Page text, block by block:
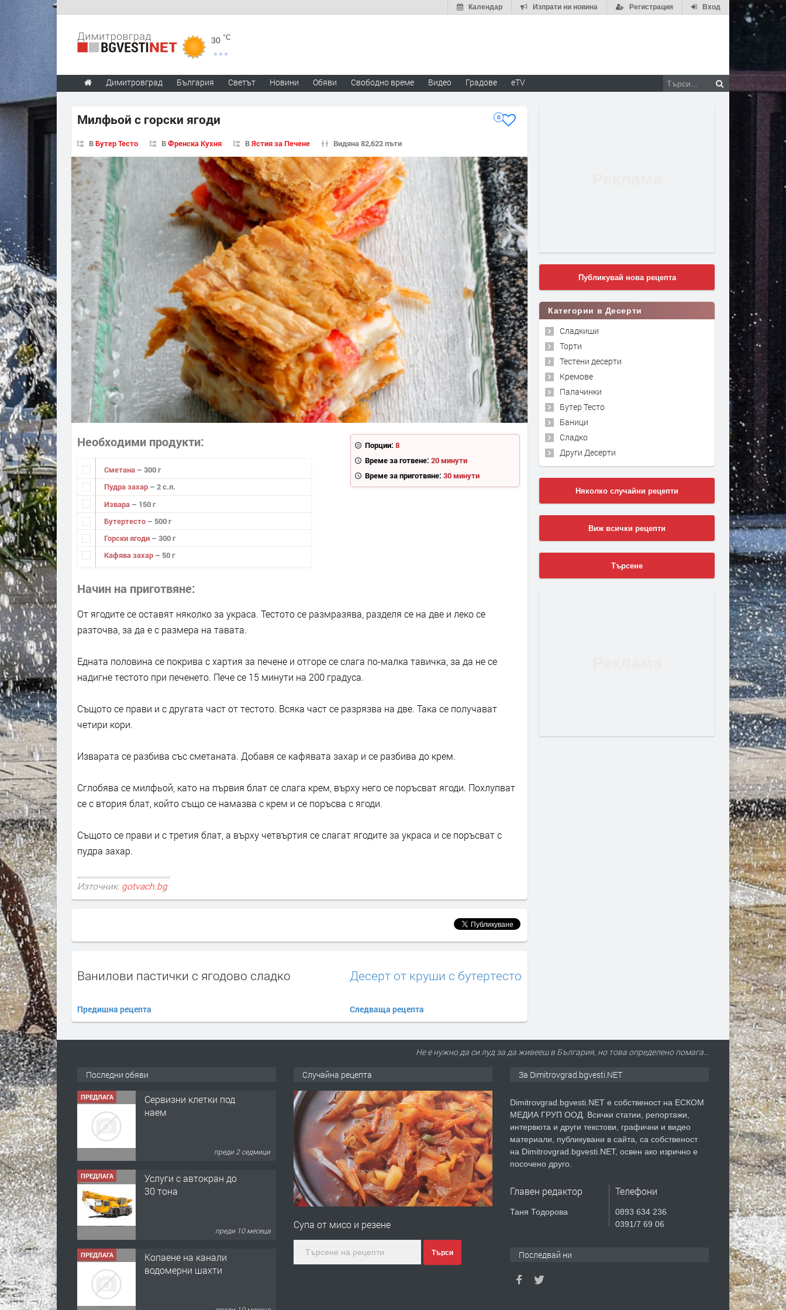
Вход
Регистрация
Изпрати ни новина
Календар
30 °C
Димитровград България Светът Новини Обяви Свободно време Видео Градове eTV
Милфьой с горски ягоди 0
ВБутер Тесто ВФренска Кухня ВЯстия за Печене Видяна 82,622 пъти
Порции: 8
Време за готвене: 20 минути
Време за приготвяне: 30 минути
Необходими продукти
Сметана – 300 г
Пудра захар – 2 с.л.
Извара – 150 г
Бутертесто – 500 г
Горски ягоди – 300 г
Кафява захар – 50 г
Начин на приготвяне
От ягодите се оставят няколко за украса. Тестото се размразява, разделя се на две и леко се
разточва, за да е с размера на тавата.
Едната половина се покрива с хартия за печене и отгоре се слага по-малка тавичка, за да не се
надигне тестото при печенето. Пече се 15 минути на 200 градуса.
Същото се прави и с другата част от тестото. Всяка част се разрязва на две. Така се получават
четири кори.
Изварата се разбива със сметаната. Добавя се кафявата захар и се разбива до крем.
Сглобява се милфьой, като на първия блат се слага крем, върху него се поръсват ягоди. Похлупват
се с втория блат, който също се намазва с крем и се поръсва с ягоди.
Същото се прави и с третия блат, а върху четвъртия се слагат ягодите за украса и се поръсват с
пудра захар.
Източник: gotvach.bg
Ванилови пастички с ягодово сладко
Предишна рецепта
Десерт от круши с бутертесто
Следваща рецепта
Публикувай нова рецепта
Категории в Десерти
Сладкиши
Торти
Тестени десерти
Кремове
Палачинки
Бутер Тесто
Баници
Сладко
Други Десерти
Няколко случайни рецепти
Виж всички рецепти
Търсене
Не е нужно да си луд за да живееш в България, но това определено помага...
Последни обяви
ПРЕДЛАГА
Сервизни клетки под
ПРЕДЛАГА
Услуги с автокран до
30 тона
преди 10 месеца
ПРЕДЛАГА
Копаене на канали
водомерни шахти
преди 10 месеца
ПРЕДЛАГА
Копаене на канали
шахти септични ями
Случайна рецепта
Супа от мисо и резене
Търси
За Dimitrovgrad.bgvesti.NET
Dimitrovgrad.bgvesti.NET е собственост на ЕСКОМ
МЕДИА ГРУП ООД. Всички статии, репортажи,
интервюта и други текстови, графични и видео
материали, публикувани в сайта, са собственост
на Dimitrovgrad.bgvesti.NET, освен ако изрично е
посочено друго.
Главен редактор
Таня Тодорова
Телефони
0893 634 236
0391/7 69 06
Последвай ни